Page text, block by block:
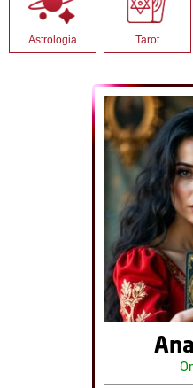
Astrologia Tarot